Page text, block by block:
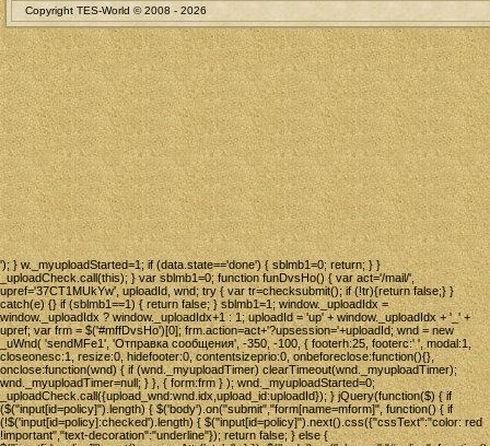
Copyright TES-World © 2008 - 2026
'); } w._myuploadStarted=1; if (data.state=='done') { sblmb1=0; return; } }
_uploadCheck.call(this); } var sblmb1=0; function funDvsHo() { var act='/mail/',
upref='37CT1MUkYw', uploadId, wnd; try { var tr=checksubmit(); if (!tr){return false;} }
catch(e) {} if (sblmb1==1) { return false; } sblmb1=1; window._uploadIdx =
window._uploadIdx ? window._uploadIdx+1 : 1; uploadId = 'up' + window._uploadIdx + '_' +
upref; var frm = $('#mffDvsHo')[0]; frm.action=act+'?upsession='+uploadId; wnd = new
_uWnd( 'sendMFe1', 'Отправка сообщения', -350, -100, { footerh:25, footerc:' ', modal:1,
closeonesc:1, resize:0, hidefooter:0, contentsizeprio:0, onbeforeclose:function(){},
onclose:function(wnd) { if (wnd._myuploadTimer) clearTimeout(wnd._myuploadTimer);
wnd._myuploadTimer=null; } }, { form:frm } ); wnd._myuploadStarted=0;
_uploadCheck.call({upload_wnd:wnd.idx,upload_id:uploadId}); } jQuery(function($) { if
($("input[id=policy]").length) { $('body').on("submit","form[name=mform]", function() { if
(!$('input[id=policy]:checked').length) { $("input[id=policy]").next().css({"cssText":"color: red
!important","text-decoration":"underline"}); return false; } else {